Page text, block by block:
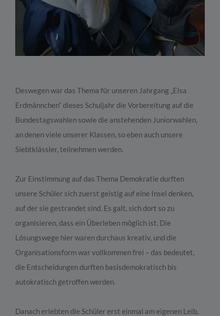
Deswegen war das Thema für unseren Jahrgang „Elsa
Erdmännchen“ dieses Schuljahr die Vorbereitung auf die
Bundestagswahlen sowie die anstehenden Juniorwahlen,
an denen viele unserer Klassen, so eben auch unsere
Siebtklässler, teilnehmen werden.
Zur Einstimmung auf das Thema Demokratie durften
unsere Schüler sich zuerst geistig auf eine Insel denken,
auf der sie gestrandet sind. Es galt, sich dort so zu
organisieren, dass ein Überleben möglich ist. Die
Lösungswege hier waren durchaus kreativ, und die
Organisationsform war vollkommen frei – das bedeutet,
die Entscheidungen durften basisdemokratisch bis
autokratisch getroffen werden.
Danach erlebten die Schüler erst einmal am eigenen Leib,